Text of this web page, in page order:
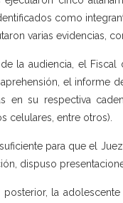
como
varias evidencias,
la audiencia, el
el informe
en su respectiva
celulares, entre otros).
para que el
dispuso
posterior, la